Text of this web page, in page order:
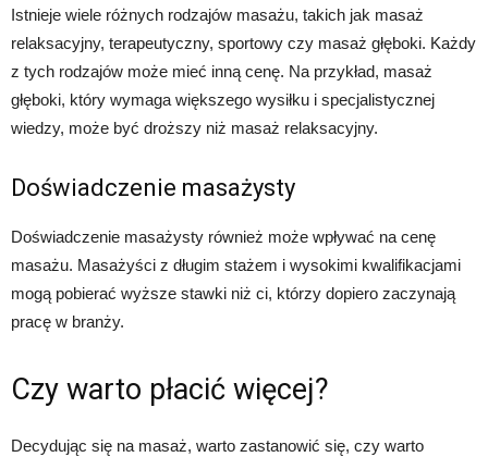
Istnieje wiele różnych rodzajów masażu, takich jak masaż
relaksacyjny, terapeutyczny, sportowy czy masaż głęboki. Każdy
z tych rodzajów może mieć inną cenę. Na przykład, masaż
głęboki, który wymaga większego wysiłku i specjalistycznej
wiedzy, może być droższy niż masaż relaksacyjny.
Doświadczenie masażysty
Doświadczenie masażysty również może wpływać na cenę
masażu. Masażyści z długim stażem i wysokimi kwalifikacjami
mogą pobierać wyższe stawki niż ci, którzy dopiero zaczynają
pracę w branży.
Czy warto płacić więcej?
Decydując się na masaż, warto zastanowić się, czy warto